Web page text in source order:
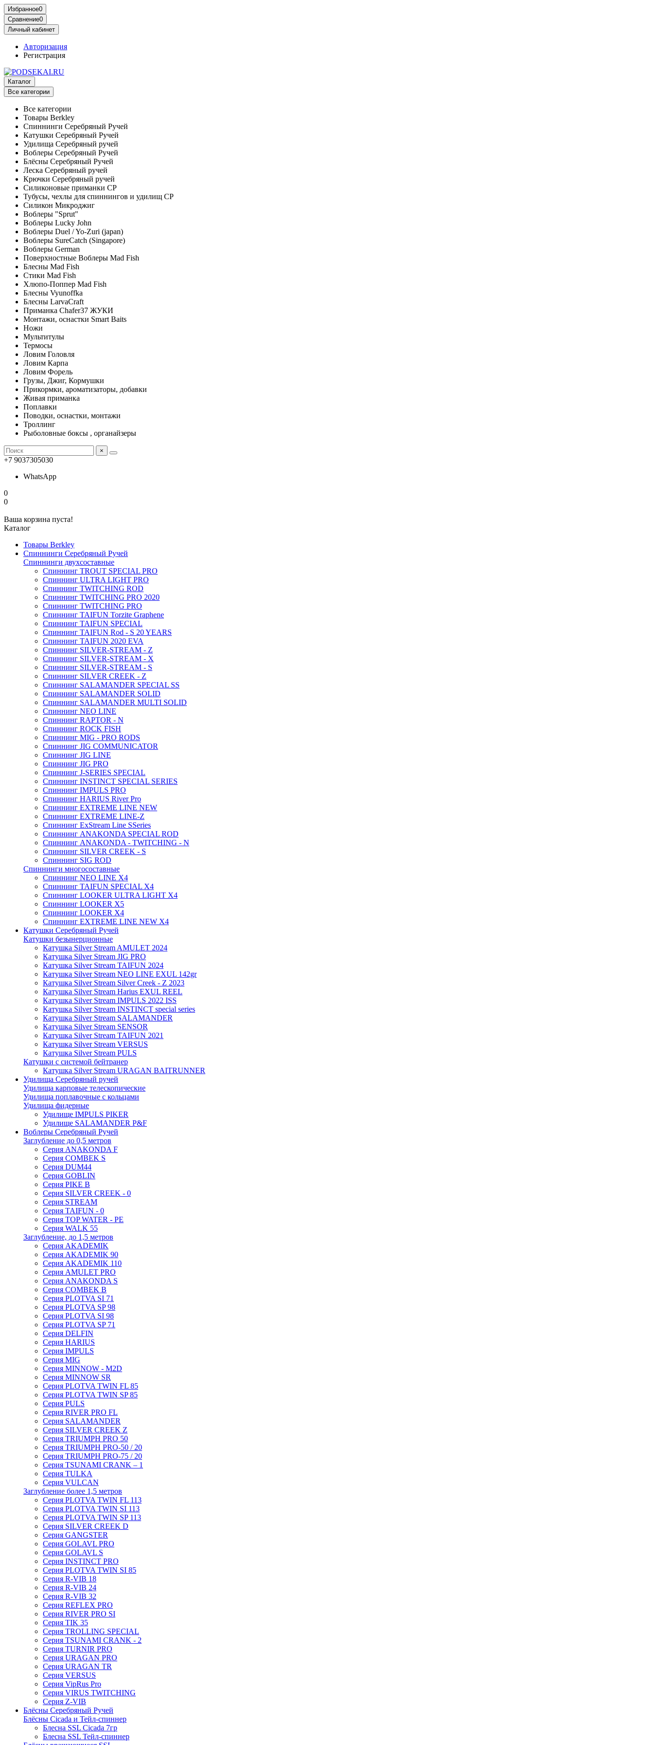
Избранное0
Сравнение0
Личный кабинет
Авторизация
Регистрация
Каталог
Все категории
Все категории
Товары Berkley
Спиннинги Серебряный Ручей
Катушки Серебряный Ручей
Удилища Серебряный ручей
Воблеры Серебряный Ручей
Блёсны Серебряный Ручей
Леска Серебряный ручей
Крючки Серебряный ручей
Силиконовые приманки СР
Тубусы, чехлы для спиннингов и удилищ СР
Силикон Микроджиг
Воблеры "Sprut"
Воблеры Lucky John
Воблеры Duel / Yo-Zuri (japan)
Воблеры SureCatch (Singapore)
Воблеры German
Поверхностные Воблеры Mad Fish
Блесны Mad Fish
Стики Mad Fish
Хлюпо-Поппер Mad Fish
Блесны Vyunoffka
Блесны LarvaCraft
Приманка Chafer37 ЖУКИ
Монтажи, оснастки Smart Baits
Ножи
Мультитулы
Термосы
Ловим Головля
Ловим Карпа
Ловим Форель
Грузы, Джиг, Кормушки
Прикормки, ароматизаторы, добавки
Живая приманка
Поплавки
Поводки, оснастки, монтажи
Троллинг
Рыболовные боксы , органайзеры
×
+7 9037305030
WhatsApp
0
0
Ваша корзина пуста!
Каталог
Товары Berkley
Спиннинги Серебряный Ручей
Спиннинги двухсоставные
Спиннинг TROUT SPECIAL PRO
Спиннинг ULTRA LIGHT PRO
Спиннинг TWITCHING ROD
Спиннинг TWITCHING PRO 2020
Спиннинг TWITCHING PRO
Спиннинг TAIFUN Torzite Graphene
Спиннинг TAIFUN SPECIAL
Спиннинг TAIFUN Rod - S 20 YEARS
Спиннинг TAIFUN 2020 EVA
Спиннинг SILVER-STREAM - Z
Спиннинг SILVER-STREAM - X
Спиннинг SILVER-STREAM - S
Спиннинг SILVER CREEK - Z
Спиннинг SALAMANDER SPECIAL SS
Спиннинг SALAMANDER SOLID
Спиннинг SALAMANDER MULTI SOLID
Спиннинг NEO LINE
Спиннинг RAPTOR - N
Спиннинг ROCK FISH
Спиннинг MIG - PRO RODS
Спиннинг JIG COMMUNICATOR
Спиннинг JIG LINE
Спиннинг JIG PRO
Спиннинг J-SERIES SPECIAL
Спиннинг INSTINCT SPECIAL SERIES
Спиннинг IMPULS PRO
Спиннинг HARIUS River Pro
Спиннинг EXTREME LINE NEW
Спиннинг EXTREME LINE-Z
Спиннинг ExStream Line SSeries
Спиннинг ANAKONDA SPECIAL ROD
Спиннинг ANAKONDA - TWITCHING - N
Спиннинг SILVER CREEK - S
Спиннинг SIG ROD
Спиннинги многосоставные
Спиннинг NEO LINE X4
Спиннинг TAIFUN SPECIAL X4
Спиннинг LOOKER ULTRA LIGHT X4
Спиннинг LOOKER X5
Спиннинг LOOKER X4
Спиннинг EXTREME LINE NEW X4
Катушки Серебряный Ручей
Катушки безынерционные
Катушка Silver Stream AMULET 2024
Катушка Silver Stream JIG PRO
Катушка Silver Stream TAIFUN 2024
Катушка Silver Stream NEO LINE EXUL 142gr
Катушка Silver Stream Silver Creek - Z 2023
Катушка Silver Stream Harius EXUL REEL
Катушка Silver Stream IMPULS 2022 ISS
Катушка Silver Stream INSTINCT special series
Катушка Silver Stream SALAMANDER
Катушка Silver Stream SENSOR
Катушка Silver Stream TAIFUN 2021
Катушка Silver Stream VERSUS
Катушка Silver Stream PULS
Катушки с системой бейтранер
Катушка Silver Stream URAGAN BAITRUNNER
Удилища Серебряный ручей
Удилища карповые телескопические
Удилища поплавочные с кольцами
Удилища фидерные
Удилище IMPULS PIKER
Удилище SALAMANDER P&F
Воблеры Серебряный Ручей
Заглубление до 0,5 метров
Серия ANAKONDA F
Серия COMBEK S
Серия DUM44
Серия GOBLIN
Серия PIKE B
Серия SILVER CREEK - 0
Серия STREAM
Серия TAIFUN - 0
Серия TOP WATER - PE
Серия WALK 55
Заглубление, до 1,5 метров
Серия AKADEMIK
Серия AKADEMIK 90
Серия AKADEMIK 110
Серия AMULET PRO
Серия ANAKONDA S
Серия COMBEK B
Серия PLOTVA SI 71
Серия PLOTVA SP 98
Серия PLOTVA SI 98
Серия PLOTVA SP 71
Серия DELFIN
Серия HARIUS
Серия IMPULS
Серия MIG
Серия MINNOW - M2D
Серия MINNOW SR
Серия PLOTVA TWIN FL 85
Серия PLOTVA TWIN SP 85
Серия PULS
Серия RIVER PRO FL
Серия SALAMANDER
Серия SILVER CREEK Z
Серия TRIUMPH PRO 50
Серия TRIUMPH PRO-50 / 20
Серия TRIUMPH PRO-75 / 20
Серия TSUNAMI CRANK – 1
Серия TULKA
Серия VULCAN
Заглубление более 1,5 метров
Серия PLOTVA TWIN FL 113
Серия PLOTVA TWIN SI 113
Серия PLOTVA TWIN SP 113
Серия SILVER CREEK D
Серия GANGSTER
Серия GOLAVL PRO
Серия GOLAVL S
Серия INSTINCT PRO
Серия PLOTVA TWIN SI 85
Серия R-VIB 18
Серия R-VIB 24
Серия R-VIB 32
Серия REFLEX PRO
Серия RIVER PRO SI
Серия TIK 35
Серия TROLLING SPECIAL
Серия TSUNAMI CRANK - 2
Серия TURNIR PRO
Серия URAGAN PRO
Серия URAGAN TR
Серия VERSUS
Серия VipRus Pro
Серия VIRUS TWITCHING
Серия Z-VIB
Блёсны Серебряный Ручей
Блёсны Cicada и Тейл-спиннер
Блесна SSL Cicada 7гр
Блесна SSL Тейл-спиннер